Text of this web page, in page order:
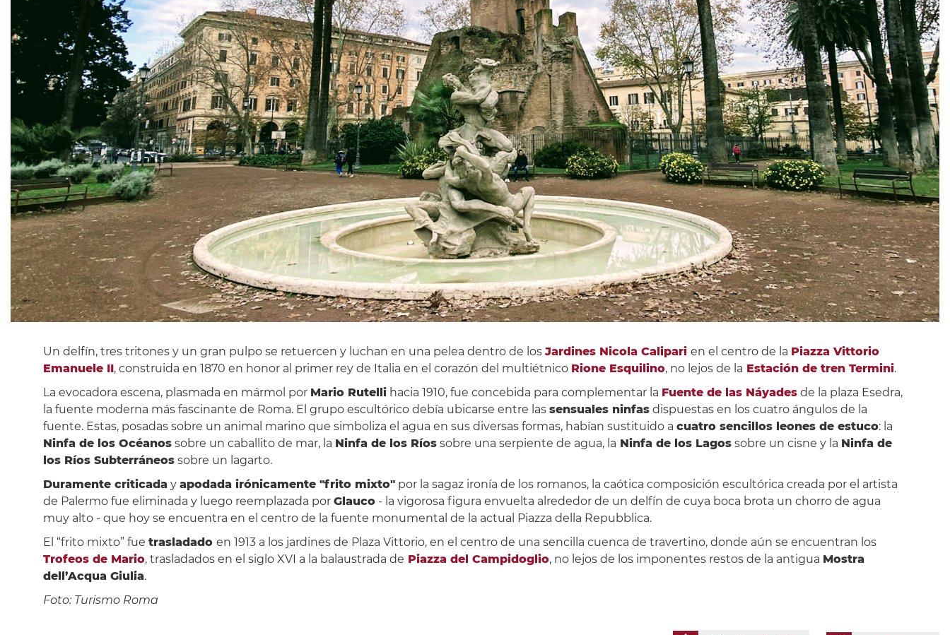
Un delfín, tres tritones y un gran pulpo se retuercen y luchan en una pelea dentro de losJardines Nicola Calipari en el centro de la Piazza Vittorio
Emanuele II, construida en 1870 en honor al primer rey de Italia en el corazón del multiétnico Rione Esquilino, no lejos de la Estación de tren Termini.
La evocadora escena, plasmada en mármol por Mario Rutellihacia 1910, fue concebida para complementar la Fuente de las Náyadesde la plaza Esedra,
la fuente moderna más fascinante de Roma. El grupo escultórico debía ubicarse entre las sensuales ninfasdispuestas en los cuatro ángulos de la
fuente. Estas, posadas sobre un animal marino que simboliza el agua en sus diversas formas, habían sustituido a cuatro sencillos leones de estuco: la
Ninfa de los Océanossobre un caballito de mar, la Ninfa de los Ríossobre una serpiente de agua, la Ninfa de los Lagossobre un cisne y la Ninfa de
los Ríos Subterráneossobre un lagarto.
Duramente criticada y apodada irónicamente "frito mixto"por la sagaz ironía de los romanos, la caótica composición escultórica creada por el artista
de Palermo fue eliminada y luego reemplazada por Glauco- la vigorosa figura envuelta alrededor de un delfín de cuya boca brota un chorro de agua
muy alto - que hoy se encuentra en el centro de la fuente monumental de la actual Piazza della Repubblica.
El “frito mixto” fue trasladado en 1913 a los jardines de Plaza Vittorio, en el centro de una sencilla cuenca de travertino, donde aún se encuentran los
Trofeos de Mario, trasladados en el siglo XVI a la balaustrada de Piazza del Campidoglio, no lejos de los imponentes restos de la antigua Mostra
dell’Acqua Giulia.
Foto: Turismo Roma